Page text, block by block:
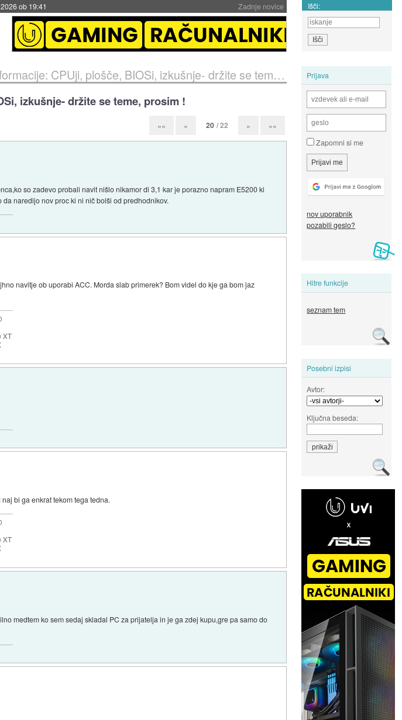
Zadnje novice
19:41 Išči:
Prijava
Zapomni si me
nov uporabnik
pozabili geslo?
Hitre funkcije
seznam tem
Posebni izpisi
Avtor:
Ključna beseda:
CPUji, plošče, BIOSi, izkušnje- držite se teme, prosim !
izkušnje- držite se teme, prosim !
«« « 20 / 22 » »»
so zadevo probali navit nišlo nikamor di 3,1 kar je porazno napram E5200 ki
naredijo nov proc ki ni nič bolši od predhodnikov.
navitje ob uporabi ACC. Morda slab primerek? Bom videl do kje ga bom jaz
XT
bi ga enkrat tekom tega tedna.
XT
medtem ko sem sedaj skladal PC za prijatelja in je ga zdej kupu,gre pa samo do